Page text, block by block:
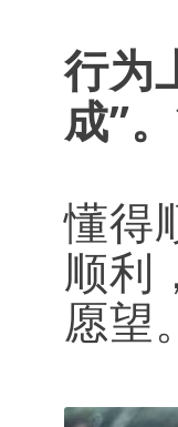
行为
成”。
懂得
顺利
愿望。